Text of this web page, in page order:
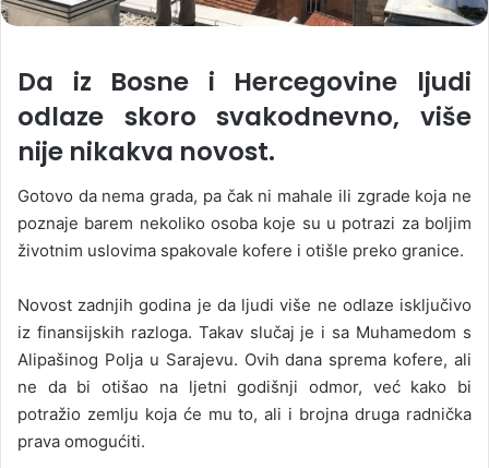
Da iz Bosne i Hercegovine ljudi
odlaze skoro svakodnevno, više
nije nikakva novost.
Gotovo da nema grada, pa čak ni mahale ili zgrade koja ne
poznaje barem nekoliko osoba koje su u potrazi za boljim
životnim uslovima spakovale kofere i otišle preko granice.
Novost zadnjih godina je da ljudi više ne odlaze isključivo
iz finansijskih razloga. Takav slučaj je i sa Muhamedom s
Alipašinog Polja u Sarajevu. Ovih dana sprema kofere, ali
ne da bi otišao na ljetni godišnji odmor, već kako bi
potražio zemlju koja će mu to, ali i brojna druga radnička
prava omogućiti.